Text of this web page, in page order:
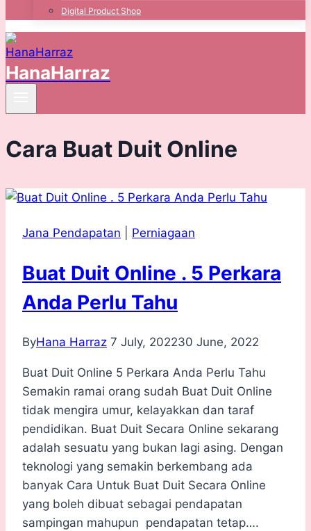
Digital Product Shop
HanaHarraz
Cara Buat Duit Online
Jana Pendapatan Perniagaan
Buat Duit Online . 5 Perkara
Anda Perlu Tahu
ByHana Harraz 7 July, 202230 June, 2022
Buat Duit Online 5 Perkara Anda Perlu Tahu
Semakin ramai orang sudah Buat Duit Online
tidak mengira umur, kelayakkan dan taraf
pendidikan. Buat Duit Secara Online sekarang
adalah sesuatu yang bukan lagi asing. Dengan
teknologi yang semakin berkembang ada
banyak Cara Untuk Buat Duit Secara Online
yang boleh dibuat sebagai pendapatan
sampingan mahupun pendapatan tetap….